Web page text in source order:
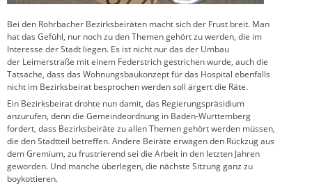
Bei den Rohrbacher Bezirksbeiräten macht sich der Frust breit. Man
hat das Gefühl, nur noch zu den Themen gehört zu werden, die im
Interesse der Stadt liegen. Es ist nicht nur das der Umbau
der Leimerstraße mit einem Federstrich gestrichen wurde, auch die
Tatsache, dass das Wohnungsbaukonzept für das Hospital ebenfalls
nicht im Bezirksbeirat besprochen werden soll ärgert die Räte.
Ein Bezirksbeirat drohte nun damit, das Regierungspräsidium
anzurufen, denn die Gemeindeordnung in Baden-Württemberg
fordert, dass Bezirksbeiräte zu allen Themen gehört werden müssen,
die den Stadtteil betreffen. Andere Beiräte erwägen den Rückzug aus
dem Gremium, zu frustrierend sei die Arbeit in den letzten Jahren
geworden. Und manche überlegen, die nächste Sitzung ganz zu
boykottieren.